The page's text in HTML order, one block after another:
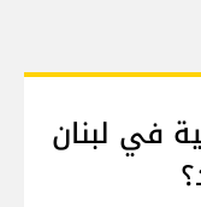
في لبنان